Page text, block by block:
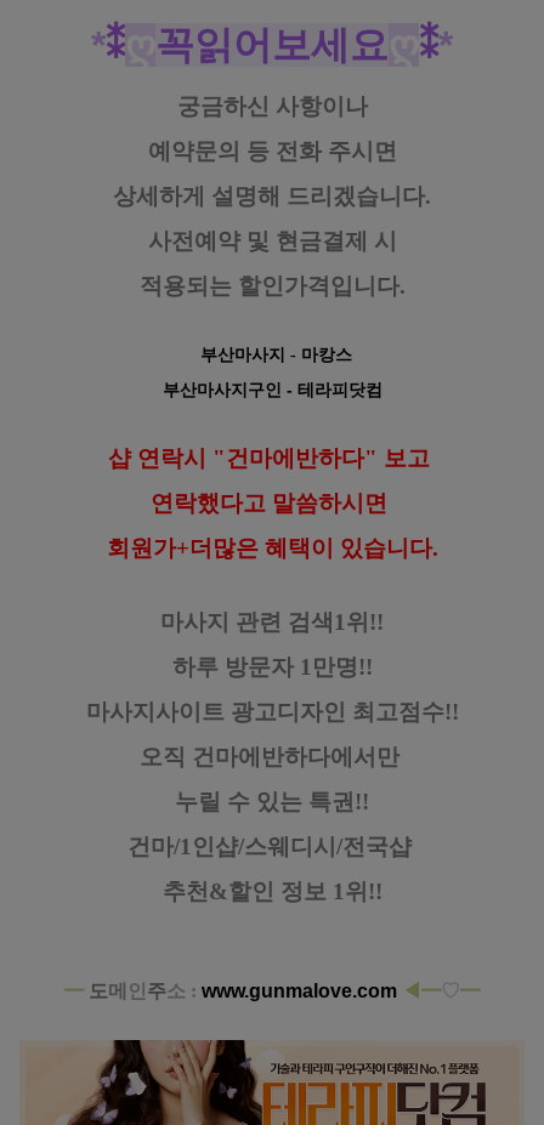
*⁑ 꼭읽어보세요 ⁑*
궁금하신 사항이나
예약문의 등 전화 주시면
상세하게 설명해 드리겠습니다.
사전예약 및 현금결제 시
적용되는 할인가격입니다.
부산마사지 - 마캉스
부산마사지구인 - 테라피닷컴
샵 연락시 "건마에반하다" 보고
연락했다고 말씀하시면
회원가+더많은 혜택이 있습니다.
마사지 관련 검색1위!!
하루 방문자 1만명!!
마사지사이트 광고디자인 최고점수!!
오직 건마에반하다에서만
누릴 수 있는 특권!!
건마/1인샵/스웨디시/전국샵
추천&할인 정보 1위!!
━ 도메 인 주소 : www.gunmalove.com ◀━♡━